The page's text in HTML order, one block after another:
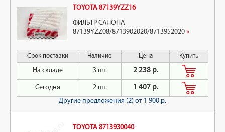
TOYOTA 87139YZZ16
ФИЛЬТР САЛОНА
87139YZZ08/8713902020/8713952020 »
Срок поставки Наличие Цена Купить
На складе 3 шт. 2 238 р.
Сегодня 2 шт.
1 407 р.
Другие предложения (2) от 1 900 р.
TOYOTA 8713930040